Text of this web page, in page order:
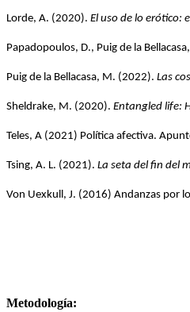
Lorde, A. (2020). El uso de lo erótico:
Papadopoulos, D., Puig de la
Puig de la Bellacasa, M. (2022). Las
Sheldrake, M. (2020). Entangled life:
Teles, A (2021) Política afectiva.
Tsing, A. L. (2021). La seta del fin del
Von Uexkull, J. (2016) Andanzas por
Metodología: